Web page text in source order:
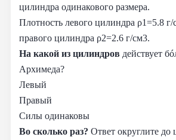
цилиндра одинакового размера.
Плотность левого цилиндра ρ1=5.8 г/
правого цилиндра ρ2=2.6 г/см3.
На какой из цилиндров действует
Архимеда?
Левый
Правый
Силы одинаковы
Во сколько раз? Ответ округлите до